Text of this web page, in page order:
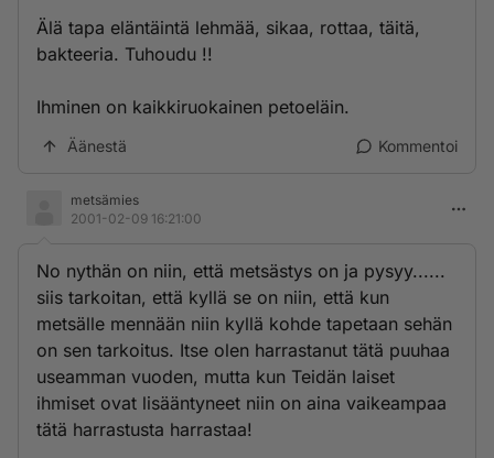
Älä tapa eläntäintä lehmää, sikaa, rottaa, täitä,
bakteeria. Tuhoudu !!
Ihminen on kaikkiruokainen petoeläin.
Äänestä Kommentoi
metsämies
2001-02-09 16:21:00
No nythän on niin, että metsästys on ja pysyy......
siis tarkoitan, että kyllä se on niin, että kun
metsälle mennään niin kyllä kohde tapetaan sehän
on sen tarkoitus. Itse olen harrastanut tätä puuhaa
useamman vuoden, mutta kun Teidän laiset
ihmiset ovat lisääntyneet niin on aina vaikeampaa
tätä harrastusta harrastaa!